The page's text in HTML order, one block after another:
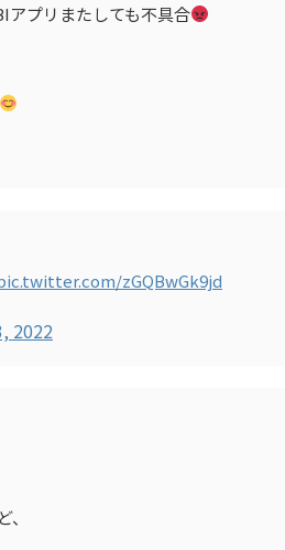
アプリまたしても不具合
zGQBwGk9jd
2022